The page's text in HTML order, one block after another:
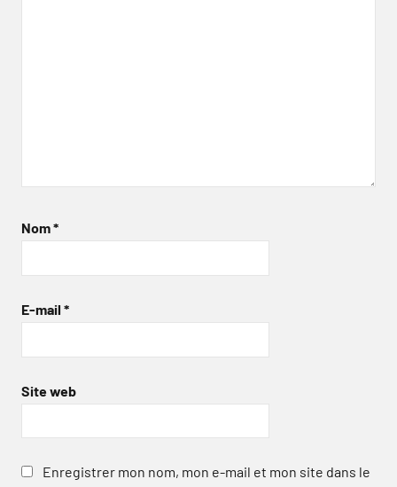
Nom*
E-mail *
Site web
Enregistrer mon nom, mon e-mail et mon site dans le